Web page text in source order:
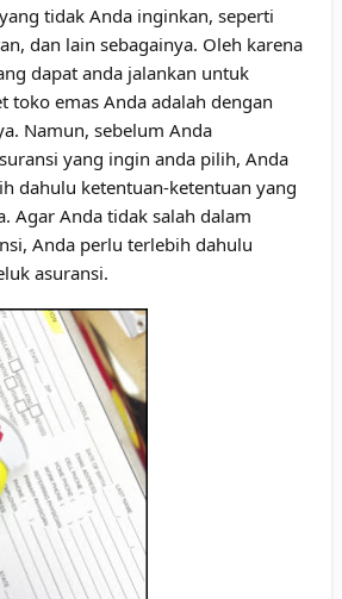
tidak Anda inginkan, seperti
dan lain sebagainya. Oleh karena
dapat anda jalankan untuk
toko emas Anda adalah dengan
Namun, sebelum Anda
yang ingin anda pilih, Anda
dahulu ketentuan-ketentuan yang
Agar Anda tidak salah dalam
Anda perlu terlebih dahulu
asuransi.